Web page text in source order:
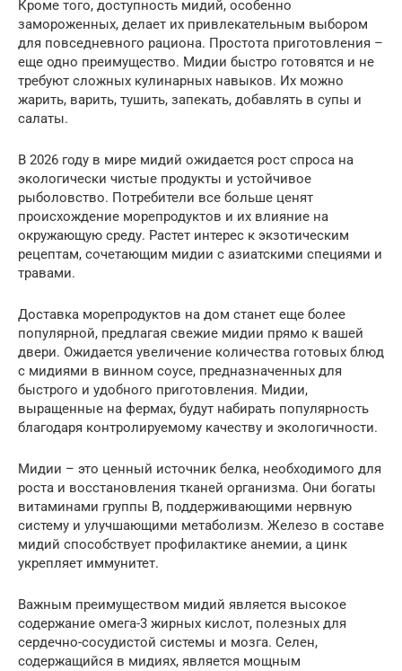
Кроме того, доступность мидий, особенно
замороженных, делает их привлекательным выбором
для повседневного рациона. Простота приготовления –
еще одно преимущество. Мидии быстро готовятся и не
требуют сложных кулинарных навыков. Их можно
жарить, варить, тушить, запекать, добавлять в супы и
салаты.
В 2026 году в мире мидий ожидается рост спроса на
экологически чистые продукты и устойчивое
рыболовство. Потребители все больше ценят
происхождение морепродуктов и их влияние на
окружающую среду. Растет интерес к экзотическим
рецептам, сочетающим мидии с азиатскими специями и
травами.
Доставка морепродуктов на дом станет еще более
популярной, предлагая свежие мидии прямо к вашей
двери. Ожидается увеличение количества готовых блюд
с мидиями в винном соусе, предназначенных для
быстрого и удобного приготовления. Мидии,
выращенные на фермах, будут набирать популярность
благодаря контролируемому качеству и экологичности.
Мидии – это ценный источник белка, необходимого для
роста и восстановления тканей организма. Они богаты
витаминами группы B, поддерживающими нервную
систему и улучшающими метаболизм. Железо в составе
мидий способствует профилактике анемии, а цинк
укрепляет иммунитет.
Важным преимуществом мидий является высокое
содержание омега-3 жирных кислот, полезных для
сердечно-сосудистой системы и мозга. Селен,
содержащийся в мидиях, является мощным